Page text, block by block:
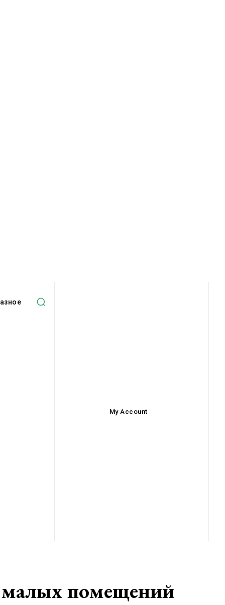
My Account
помещений